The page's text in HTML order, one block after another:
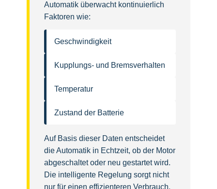
Automatik überwacht kontinuierlich
Faktoren wie:
Geschwindigkeit
Kupplungs- und Bremsverhalten
Temperatur
Zustand der Batterie
Auf Basis dieser Daten entscheidet
die Automatik in Echtzeit, ob der Motor
abgeschaltet oder neu gestartet wird.
Die intelligente Regelung sorgt nicht
nur für einen effizienteren Verbrauch,